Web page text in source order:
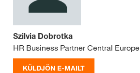
Szilvia Dobrotka
HR Business Partner Central Europe
KÜLDJÖN E-MAILT